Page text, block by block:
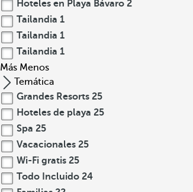
Hoteles en Playa Bávaro 2
Tailandia 1
Tailandia 1
Tailandia 1
Más Menos
Temática
Grandes Resorts 25
Hoteles de playa 25
Spa 25
Vacacionales 25
Wi-Fi gratis 25
Todo Incluido 24